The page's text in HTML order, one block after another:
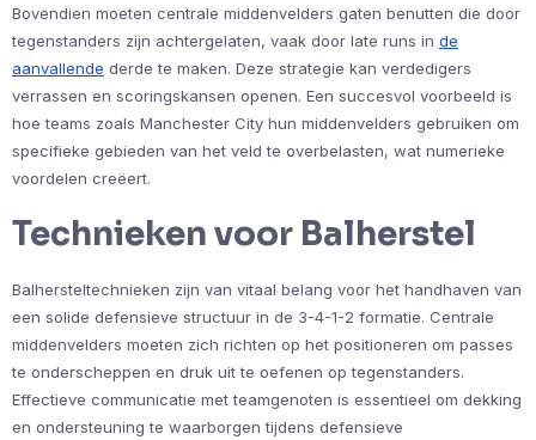
Bovendien moeten centrale middenvelders gaten benutten die door
tegenstanders zijn achtergelaten, vaak door late runs in de
aanvallende derde te maken. Deze strategie kan verdedigers
verrassen en scoringskansen openen. Een succesvol voorbeeld is
hoe teams zoals Manchester City hun middenvelders gebruiken om
specifieke gebieden van het veld te overbelasten, wat numerieke
voordelen creëert.
Technieken voor Balherstel
Balhersteltechnieken zijn van vitaal belang voor het handhaven van
een solide defensieve structuur in de 3-4-1-2 formatie. Centrale
middenvelders moeten zich richten op het positioneren om passes
te onderscheppen en druk uit te oefenen op tegenstanders.
Effectieve communicatie met teamgenoten is essentieel om dekking
en ondersteuning te waarborgen tijdens defensieve